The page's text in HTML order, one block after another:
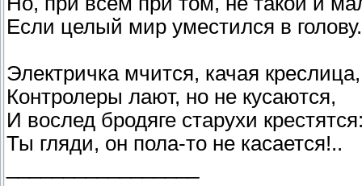
Если целый мир уместился в голову.
Электричка мчится, качая креслица,
Контролеры лают, но не кусаются,
И вослед бродяге старухи
Ты гляди, он пола-то не касается!..